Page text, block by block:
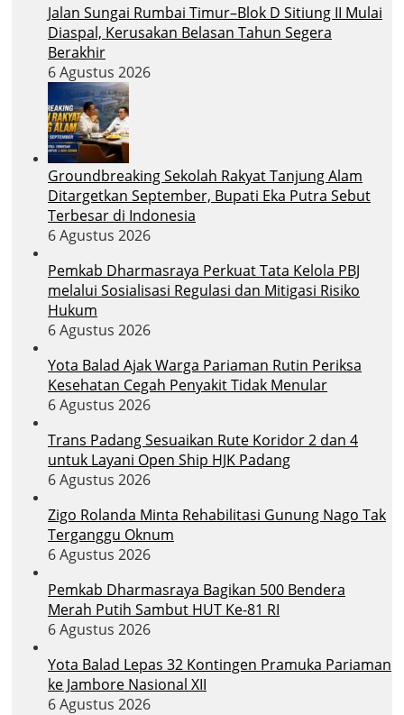
Jalan Sungai Rumbai Timur–Blok D Sitiung II Mulai
Diaspal, Kerusakan Belasan Tahun Segera
Berakhir
6 Agustus 2026
Groundbreaking Sekolah Rakyat Tanjung Alam
Ditargetkan September, Bupati Eka Putra Sebut
Terbesar di Indonesia
6 Agustus 2026
Pemkab Dharmasraya Perkuat Tata Kelola PBJ
melalui Sosialisasi Regulasi dan Mitigasi Risiko
Hukum
6 Agustus 2026
Yota Balad Ajak Warga Pariaman Rutin Periksa
Kesehatan Cegah Penyakit Tidak Menular
6 Agustus 2026
Trans Padang Sesuaikan Rute Koridor 2 dan 4
untuk Layani Open Ship HJK Padang
6 Agustus 2026
Zigo Rolanda Minta Rehabilitasi Gunung Nago Tak
Terganggu Oknum
6 Agustus 2026
Pemkab Dharmasraya Bagikan 500 Bendera
Merah Putih Sambut HUT Ke-81 RI
6 Agustus 2026
Yota Balad Lepas 32 Kontingen Pramuka Pariaman
ke Jambore Nasional XII
6 Agustus 2026